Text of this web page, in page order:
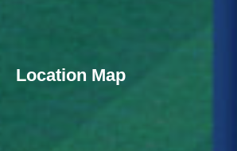
Location Map